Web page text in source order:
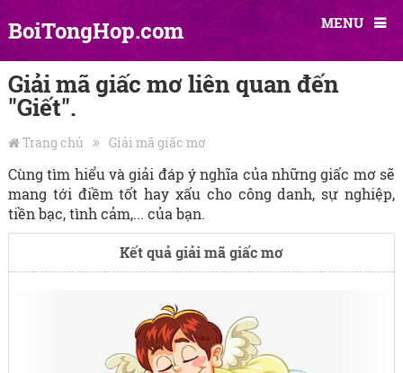
BoiTongHop.com MENU
Giải mã giấc mơ liên quan đến
"Giết".
Trang chủ Giải mã giấc mơ
Cùng tìm hiểu và giải đáp ý nghĩa của những giấc mơ sẽ
mang tới điềm tốt hay xấu cho công danh, sự nghiệp,
tiền bạc, tình cảm,... của bạn.
Kết quả giải mã giấc mơ